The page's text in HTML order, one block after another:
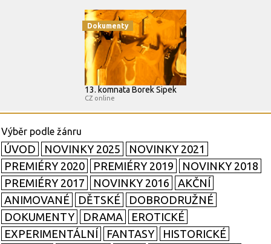
Dokumenty
13. komnata Borek Sipek
CZ online
ÚVOD NOVINKY 2025
NOVINKY 2021
PREMIÉRY 2020
PREMIÉRY 2019
NOVINKY 2018
PREMIÉRY 2017
NOVINKY 2016
AKČNÍ
ANIMOVANÉ
DĚTSKÉ
DOBRODRUŽNÉ
DOKUMENTY
DRAMA
EROTICKÉ
EXPERIMENTÁLNÍ
FANTASY
HISTORICKÉ